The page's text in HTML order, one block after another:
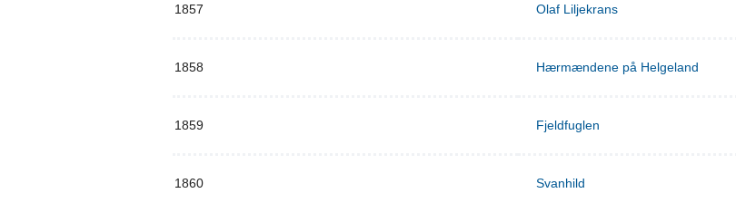
1857 Olaf Liljekrans
1858 Hærmændene på Helgeland
1859 Fjeldfuglen
1860 Svanhild